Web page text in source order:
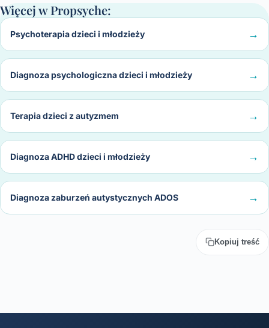
Więcej w Propsyche:
Psychoterapia dzieci i młodzieży
Diagnoza psychologiczna dzieci i młodzieży
Terapia dzieci z autyzmem
Diagnoza ADHD dzieci i młodzieży
Diagnoza zaburzeń autystycznych ADOS
Kopiuj treść